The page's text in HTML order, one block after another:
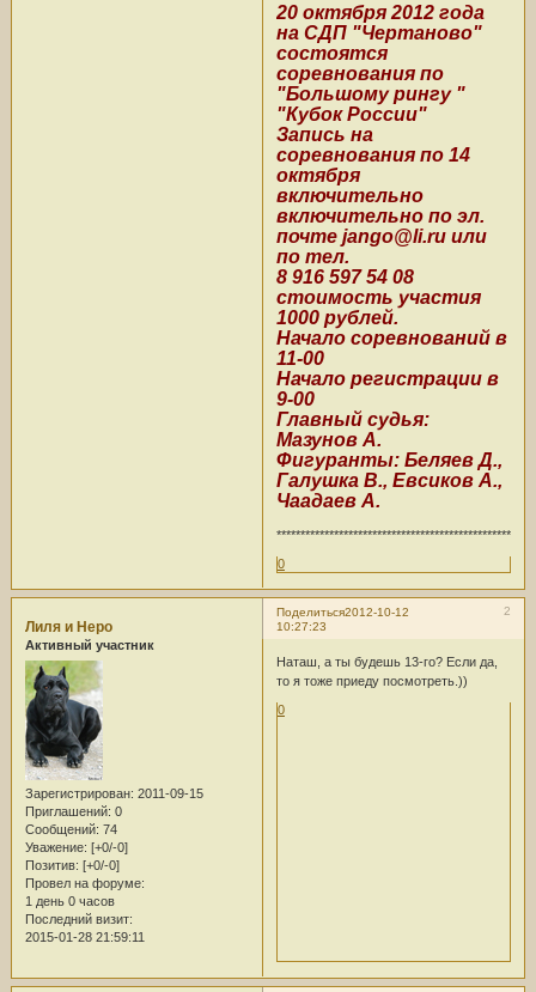
20 октября 2012 года
на СДП "Чертаново"
состоятся
соревнования по
"Большому рингу "
"Кубок России"
Запись на
соревнования по 14
октября
включительно
включительно по эл.
почте jango@li.ru или
по тел.
8 916 597 54 08
стоимость участия
1000 рублей.
Начало соревнований в
11-00
Начало регистрации в
9-00
Главный судья:
Мазунов А.
Фигуранты: Беляев Д.,
Галушка В., Евсиков А.,
Чаадаев А.
0
Поделиться 2
2012-10-12
10:27:23
Лиля и Неро
Активный участник
Зарегистрирован: 2011-09-15
Приглашений: 0
Сообщений: 74
Уважение: [+0/-0]
Позитив: [+0/-0]
Провел на форуме:
1 день 0 часов
Последний визит:
2015-01-28 21:59:11
Наташ, а ты будешь 13-го? Если да,
то я тоже приеду посмотреть.))
0